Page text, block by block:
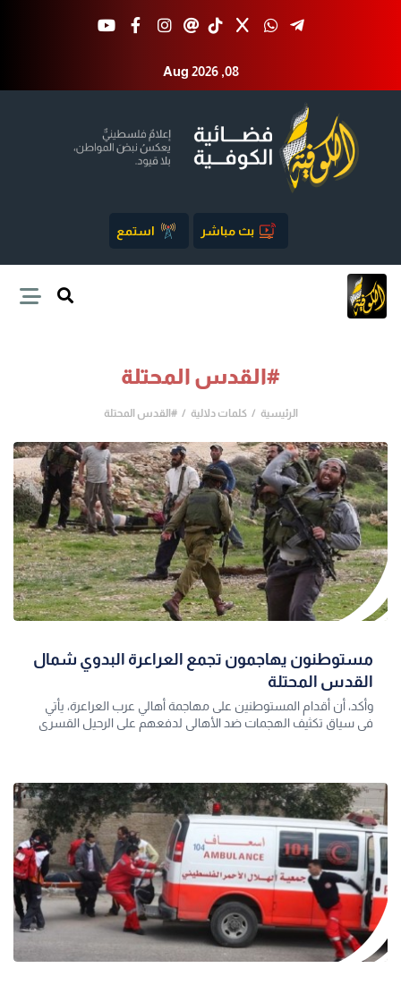
Aug 2026 ,08
بث مباشر استمع
#القدس المحتلة
الرئيسية كلمات دلالية #القدس المحتلة
مستوطنون يهاجمون تجمع العراعرة البدوي شمال
القدس المحتلة
وأكد، أن أقدام المستوطنين على مهاجمة أهالي عرب العراعرة، يأتي
في سياق تكثيف الهجمات ضد الأهالي لدفعهم على الرحيل القسري